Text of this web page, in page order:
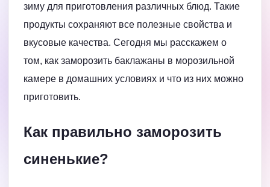
зиму для приготовления различных блюд. Такие
продукты сохраняют все полезные свойства и
вкусовые качества. Сегодня мы расскажем о
том, как заморозить баклажаны в морозильной
камере в домашних условиях и что из них можно
приготовить.
Как правильно заморозить
синенькие?